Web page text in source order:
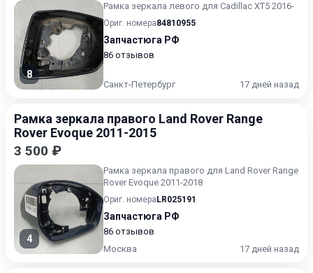
8
Рамка зеркала левого для Cadillac XT5 2016-
Ориг. номера84810955
Запчастюга РФ
86 отзывов
Санкт-Петербург 17 дней назад
Рамка зеркала правого Land Rover Range
Rover Evoque 2011-2015
3 500 ₽
4
Рамка зеркала правого для Land Rover Range
Rover Evoque 2011-2018
Ориг. номера LR025191
Запчастюга РФ
86 отзывов
Москва
17 дней назад